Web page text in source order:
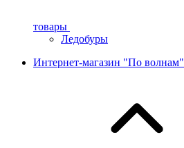
товары
Ледобуры
Интернет-магазин "По волнам"